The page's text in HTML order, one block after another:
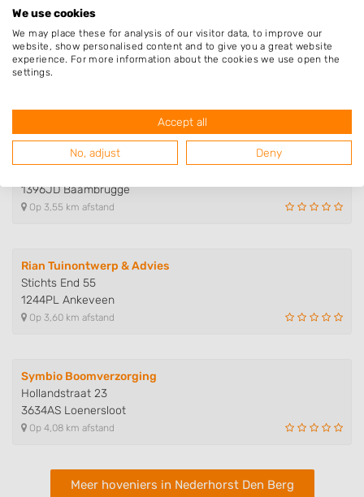
Alec Bijlsma Hoveniers
Sniplaan 2
1394BA Nederhorst Den Berg
Booij Hoveniers
1396JD Baambrugge
Op 3,55 km afstand
Rian Tuinontwerp & Advies
Stichts End 55
1244PL Ankeveen
Op 3,60 km afstand
Symbio Boomverzorging
Hollandstraat 23
3634AS Loenersloot
Op 4,08 km afstand
Meer hoveniers in Nederhorst Den Berg
We use cookies
We may place these for analysis of our visitor data, to improve our
website, show personalised content and to give you a great website
experience. For more information about the cookies we use open the
settings.
Accept all
No, adjust Deny